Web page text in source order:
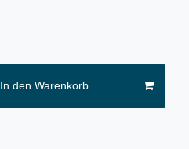
In den Warenkorb